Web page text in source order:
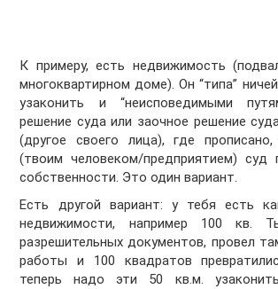
К примеру, есть недвижимость
многоквартирном доме). Он “типа”
узаконить и “неисповедимыми
решение суда или заочное решение
(другое своего лица), где
(твоим человеком/предприятием) суд
собственности. Это один вариант.
Есть другой вариант: у тебя есть
недвижимости, например 100 кв.
разрешительных документов, провел
работы и 100 квадратов
теперь надо эти 50 кв.м.